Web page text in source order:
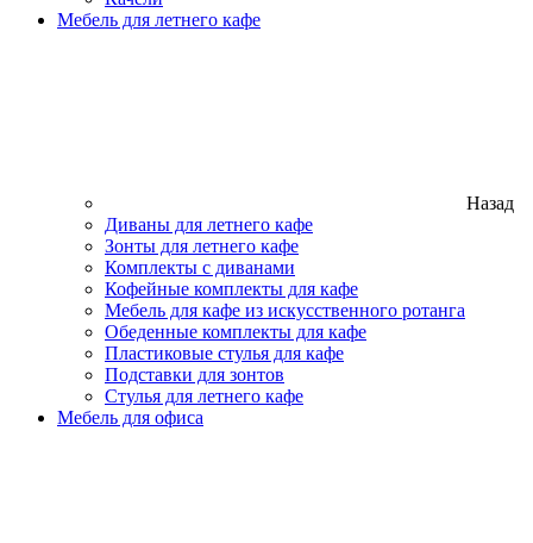
Мебель для летнего кафе
Назад
Диваны для летнего кафе
Зонты для летнего кафе
Комплекты с диванами
Кофейные комплекты для кафе
Мебель для кафе из искусственного ротанга
Обеденные комплекты для кафе
Пластиковые стулья для кафе
Подставки для зонтов
Стулья для летнего кафе
Мебель для офиса